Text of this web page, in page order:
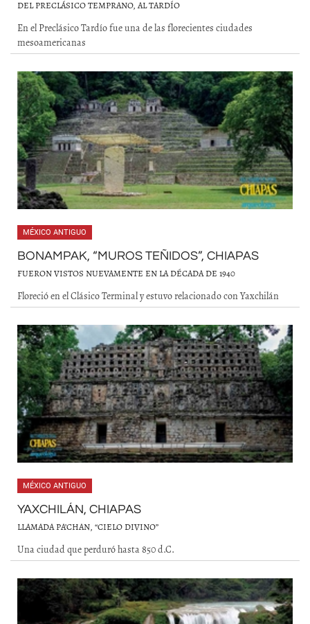
DEL PRECLÁSICO TEMPRANO, AL TARDÍO
En el Preclásico Tardío fue una de las florecientes ciudades
mesoamericanas
MÉXICO ANTIGUO
BONAMPAK, “MUROS TEÑIDOS”, CHIAPAS
FUERON VISTOS NUEVAMENTE EN LA DÉCADA DE 1940
Floreció en el Clásico Terminal y estuvo relacionado con Yaxchilán
MÉXICO ANTIGUO
YAXCHILÁN, CHIAPAS
LLAMADA PA’CHAN, “CIELO DIVINO”
Una ciudad que perduró hasta 850 d.C.